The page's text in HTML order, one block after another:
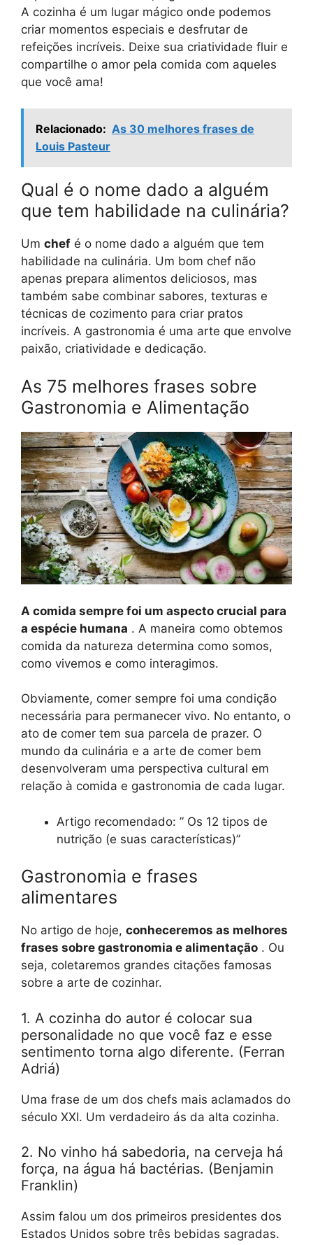
A cozinha é um lugar mágico onde podemos
criar momentos especiais e desfrutar de
refeições incríveis. Deixe sua criatividade fluir e
compartilhe o amor pela comida com aqueles
que você ama!
Relacionado: As 30 melhores frases de
Louis Pasteur
Qual é o nome dado a alguém
que tem habilidade na culinária?
Um chef é o nome dado a alguém que tem
habilidade na culinária. Um bom chef não
apenas prepara alimentos deliciosos, mas
também sabe combinar sabores, texturas e
técnicas de cozimento para criar pratos
incríveis. A gastronomia é uma arte que envolve
paixão, criatividade e dedicação.
As 75 melhores frases sobre
Gastronomia e Alimentação
A comida sempre foi um aspecto crucial para
a espécie humana . A maneira como obtemos
comida da natureza determina como somos,
como vivemos e como interagimos.
Obviamente, comer sempre foi uma condição
necessária para permanecer vivo. No entanto, o
ato de comer tem sua parcela de prazer. O
mundo da culinária e a arte de comer bem
desenvolveram uma perspectiva cultural em
relação à comida e gastronomia de cada lugar.
Artigo recomendado: ” Os 12 tipos de
nutrição (e suas características)”
Gastronomia e frases
alimentares
No artigo de hoje, conheceremos as melhores
frases sobre gastronomia e alimentação . Ou
seja, coletaremos grandes citações famosas
sobre a arte de cozinhar.
1. A cozinha do autor é colocar sua
personalidade no que você faz e esse
sentimento torna algo diferente. (Ferran
Adriá)
Uma frase de um dos chefs mais aclamados do
século XXI. Um verdadeiro ás da alta cozinha.
2. No vinho há sabedoria, na cerveja há
força, na água há bactérias. (Benjamin
Franklin)
Assim falou um dos primeiros presidentes dos
Estados Unidos sobre três bebidas sagradas.